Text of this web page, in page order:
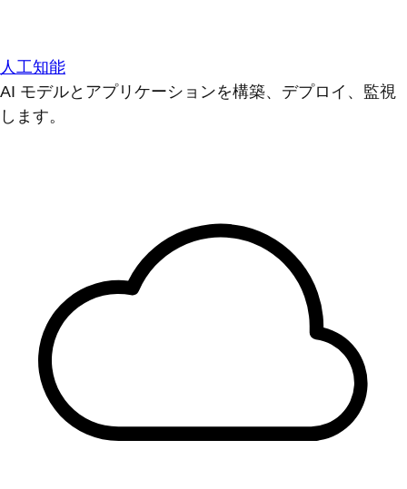
人工知能
AI モデルとアプリケーションを構築、デプロイ、監視
します。